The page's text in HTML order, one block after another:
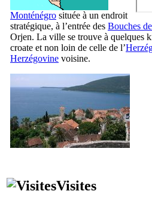
Monténégro située à un endroit
stratégique, à l’entrée des Bouches de
Orjen. La ville se trouve à quelques
croate et non loin de celle de l’
Herzégovine voisine.
Visites